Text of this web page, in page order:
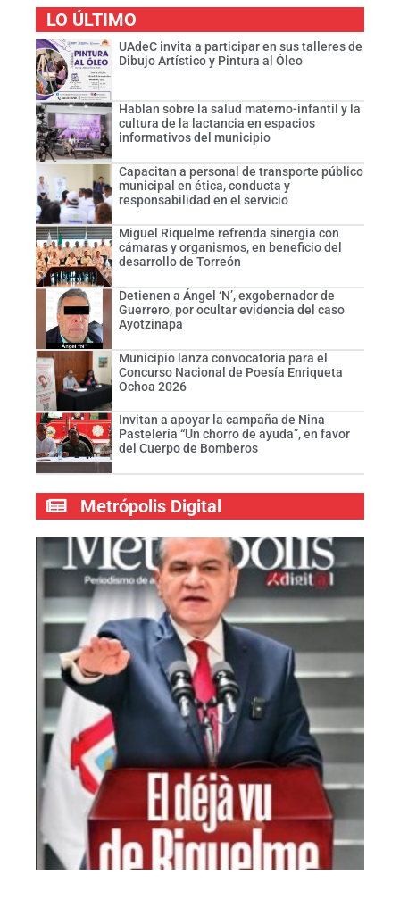
LO ÚLTIMO
UAdeC invita a participar en sus talleres de
Dibujo Artístico y Pintura al Óleo
Hablan sobre la salud materno-infantil y la
cultura de la lactancia en espacios
informativos del municipio
Capacitan a personal de transporte público
municipal en ética, conducta y
responsabilidad en el servicio
Miguel Riquelme refrenda sinergia con
cámaras y organismos, en beneficio del
desarrollo de Torreón
Detienen a Ángel ‘N’, exgobernador de
Guerrero, por ocultar evidencia del caso
Ayotzinapa
Municipio lanza convocatoria para el
Concurso Nacional de Poesía Enriqueta
Ochoa 2026
Invitan a apoyar la campaña de Nina
Pastelería “Un chorro de ayuda”, en favor
del Cuerpo de Bomberos
Metrópolis Digital